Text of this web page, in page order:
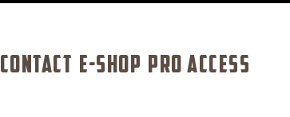
CONTACT E-SHOP PRO ACCESS